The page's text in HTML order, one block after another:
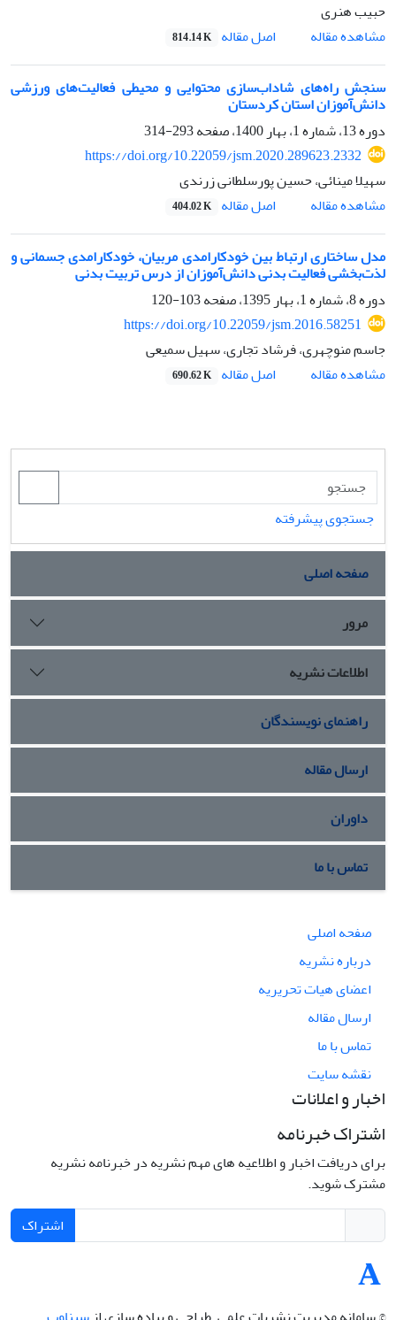
حبیب هنری
مشاهده مقاله
اصل مقاله 814.14 K
سنجش راه‌های شاداب‌سازی محتوایی و محیطی فعالیت‌های ورزشی
دانش‌آموزان استان کردستان
دوره 13، شماره 1، بهار 1400، صفحه
293-314
https://doi.org/10.22059/jsm.2020.289623.2332
سهیلا مینائی، حسین پورسلطانی زرندی
مشاهده مقاله
اصل مقاله 404.02 K
مدل ساختاری ارتباط بین خودکارامدی مربیان، خودکارامدی جسمانی و
لذت‌بخشی فعالیت بدنی دانش‌آموزان از درس تربیت ‌بدنی
دوره 8، شماره 1، بهار 1395، صفحه
103-120
https://doi.org/10.22059/jsm.2016.58251
جاسم منوچهری، فرشاد تجاری، سهیل سمیعی
مشاهده مقاله
اصل مقاله 690.62 K
جستجوی پیشرفته
صفحه اصلی
مرور
اطلاعات نشریه
راهنمای نویسندگان
ارسال مقاله
داوران
تماس با ما
صفحه اصلی
درباره نشریه
اعضای هیات تحریریه
ارسال مقاله
تماس با ما
نقشه سایت
اخبار و اعلانات
اشتراک خبرنامه
برای دریافت اخبار و اطلاعیه های مهم نشریه در خبرنامه نشریه
مشترک شوید.
اشتراک